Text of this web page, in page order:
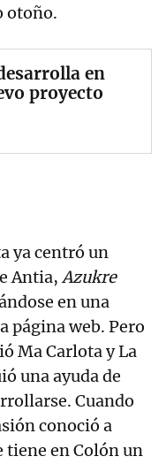
otoño.
en
proyecto
ya centró un
Antia,Azukre
en una
página web. Pero
Ma Carlota y La
una ayuda de
Cuando
conoció a
tiene en Colón un